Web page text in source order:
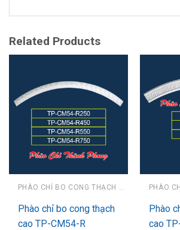
Related Products
PHÀO CHỈ BO CONG THẠCH CAO
Phào chỉ bo cong thạch
cao TP-CM54-R
Phào
cao